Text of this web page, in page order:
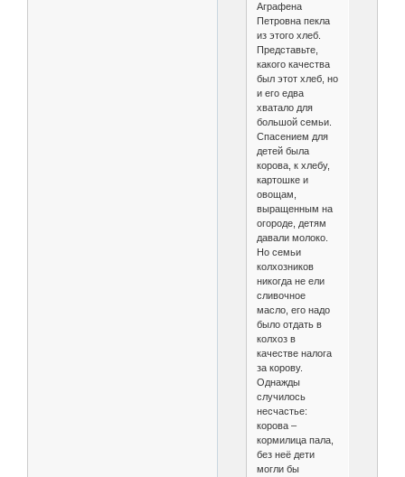
Аграфена
Петровна пекла
из этого хлеб.
Представьте,
какого качества
был этот хлеб, но
и его едва
хватало для
большой семьи.
Спасением для
детей была
корова, к хлебу,
картошке и
овощам,
выращенным на
огороде, детям
давали молоко.
Но семьи
колхозников
никогда не ели
сливочное
масло, его надо
было отдать в
колхоз в
качестве налога
за корову.
Однажды
случилось
несчастье:
корова –
кормилица пала,
без неё дети
могли бы